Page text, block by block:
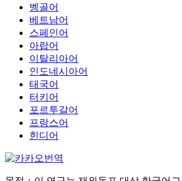
벵골어
베트남어
스페인어
아랍어
이탈리아어
인도네시아어
태국어
터키어
포르투갈어
프랑스어
힌디어